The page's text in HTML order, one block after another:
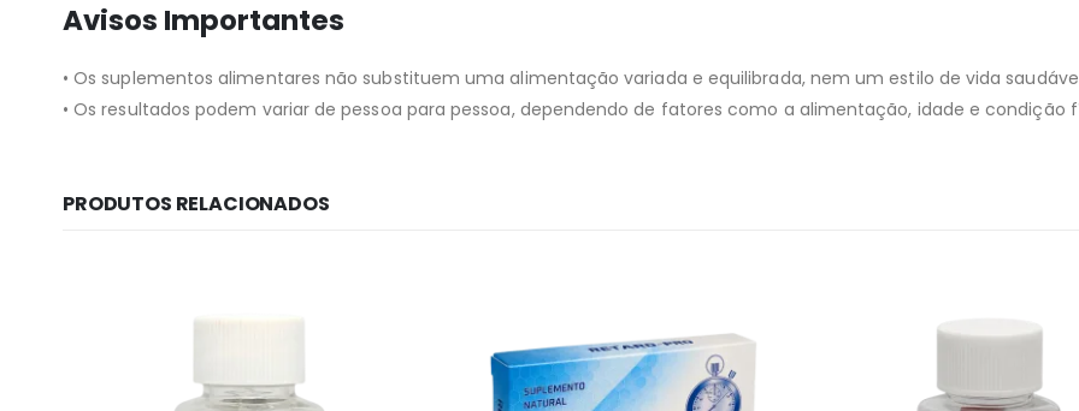
Avisos Importantes
• Os suplementos alimentares não substituem uma alimentação variada e equilibrada, nem um estilo de vida
• Os resultados podem variar de pessoa para pessoa, dependendo de fatores como a alimentação, idade e condição
PRODUTOS RELACIONADOS